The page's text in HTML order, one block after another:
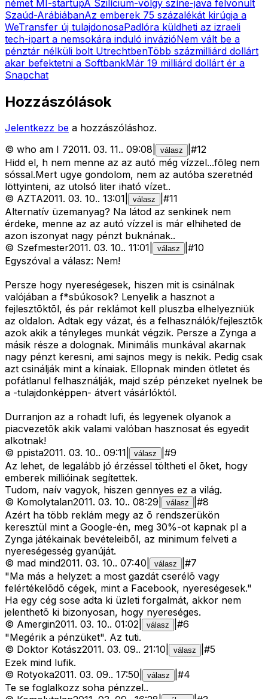
német MI-startupA Szilícium-völgy színe-java felvonult
Szaúd-ArábiábanAz emberek 75 százalékát kirúgja a
WeTransfer új tulajdonosaPadlóra küldheti az izraeli
tech-ipart a nemsokára induló invázióNem vált be a
pénztár nélküli bolt UtrechtbenTöbb százmilliárd dollárt
akar befektetni a SoftbankMár 19 milliárd dollárt ér a
Snapchat
Hozzászólások
Jelentkezz be a hozzászóláshoz.
© who am I 72011. 03. 11.. 09:08 válasz #12
Hidd el, h nem menne az az autó még vízzel...fõleg nem
sóssal.Mert ugye gondolom, nem az autóba szeretnéd
löttyinteni, az utolsó liter iható vízet..
© AZTA2011. 03. 10.. 13:01 válasz #11
Alternatív üzemanyag? Na látod az senkinek nem
érdeke, menne az az autó vízzel is már elhiheted de
azon iszonyat nagy pénzt buknának..
© Szefmester2011. 03. 10.. 11:01 válasz #10
Egyszóval a válasz: Nem!
Persze hogy nyereségesek, hiszen mit is csinálnak
valójában a f*sbúkosok? Lenyelik a hasznot a
fejlesztõktõl, és pár reklámot kell pluszba elhelyezniük
az oldalon. Adtak egy vázat, és a felhasználók/fejlesztõk
azok akik a tényleges munkát végzik. Persze a Zynga a
másik része a dolognak. Minimális munkával akarnak
nagy pénzt keresni, ami sajnos megy is nekik. Pedig csak
azt csinálják mint a kínaiak. Ellopnak minden ötletet és
pofátlanul felhasználják, majd szép pénzeket nyelnek be
a -tulajdonképpen- átvert vásárlóktól.
Durranjon az a rohadt lufi, és legyenek olyanok a
piacvezetõk akik valami valóban hasznosat és egyedit
alkotnak!
© ppista2011. 03. 10.. 09:11 válasz #9
Az lehet, de legalább jó érzéssel töltheti el õket, hogy
emberek millióinak segítettek.
Tudom, naív vagyok, hiszen gennyes ez a világ.
© Komolytalan2011. 03. 10.. 08:29 válasz #8
Azért ha több reklám megy az õ rendszerükön
keresztül mint a Google-én, meg 30%-ot kapnak pl a
Zynga játékainak bevételeibõl, az minimum felveti a
nyereségesség gyanúját.
© mad mind2011. 03. 10.. 07:40 válasz #7
"Ma más a helyzet: a most gazdát cserélõ vagy
felértékelõdõ cégek, mint a Facebook, nyereségesek."
Ha egy cég sose adta ki üzleti forgalmát, akkor nem
jelenthetõ ki bizonyosan, hogy nyereséges.
© Amergin2011. 03. 10.. 01:02 válasz #6
"Megérik a pénzüket". Az tuti.
© Doktor Kotász2011. 03. 09.. 21:10 válasz #5
Ezek mind lufik.
© Rotyoka2011. 03. 09.. 17:50 válasz #4
Te se foglalkozz soha pénzzel..